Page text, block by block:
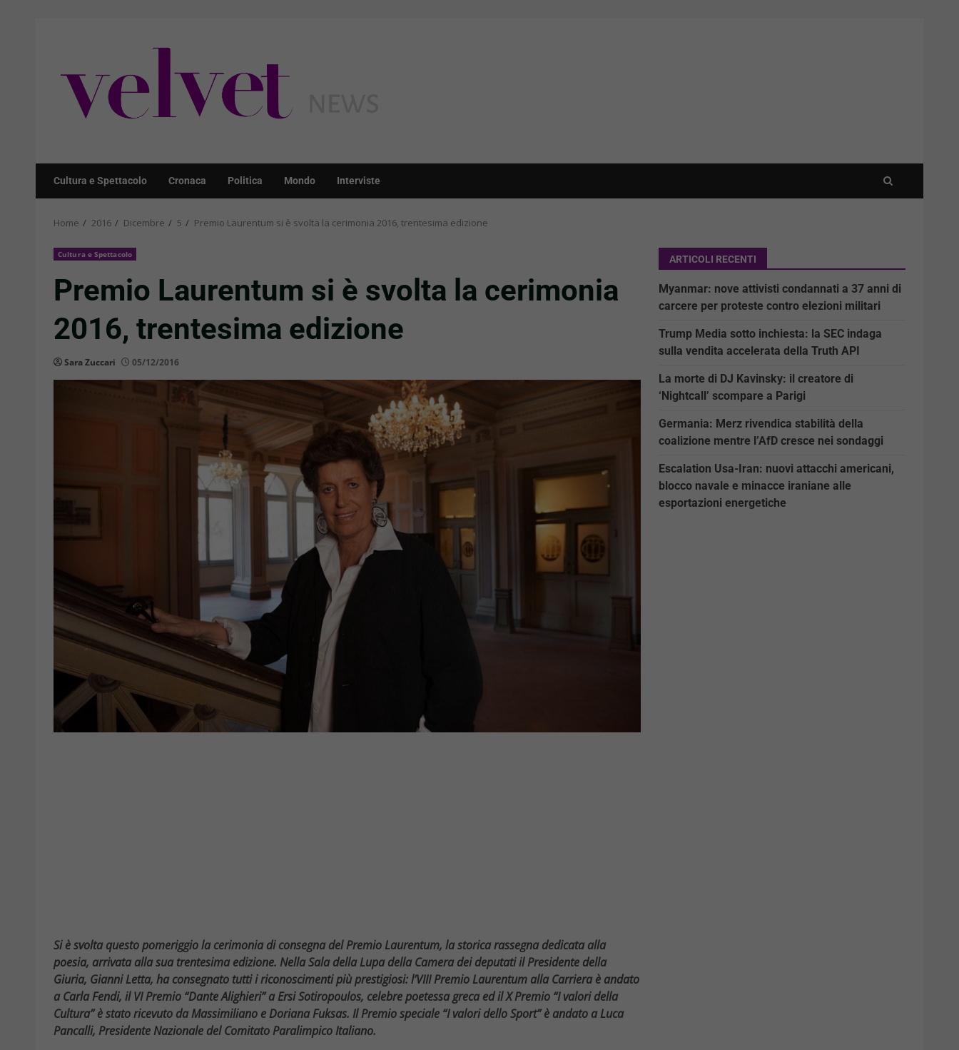
Cultura e Spettacolo Cronaca Politica Mondo Interviste
Home 2016 Dicembre 5 Premio Laurentum si è svolta la cerimonia 2016, trentesima edizione
Cultura e Spettacolo
Premio Laurentum si è svolta la cerimonia
2016, trentesima edizione
Sara Zuccari 05/12/2016
Si è svolta questo pomeriggio la cerimonia di consegna del Premio Laurentum, la storica rassegna dedicata alla
poesia, arrivata alla sua trentesima edizione. Nella Sala della Lupa della Camera dei deputati il Presidente della
Giuria, Gianni Letta, ha consegnato tutti i riconoscimenti più prestigiosi: l’VIII Premio Laurentum alla Carriera è andato
a Carla Fendi, il VI Premio “Dante Alighieri” a Ersi Sotiropoulos, celebre poetessa greca ed il X Premio “I valori della
Cultura” è stato ricevuto da Massimiliano e Doriana Fuksas. Il Premio speciale “I valori dello Sport” è andato a Luca
Pancalli, Presidente Nazionale del Comitato Paralimpico Italiano.
ARTICOLI RECENTI
Myanmar: nove attivisti condannati a 37 anni di
carcere per proteste contro elezioni militari
Trump Media sotto inchiesta: la SEC indaga
sulla vendita accelerata della Truth API
La morte di DJ Kavinsky: il creatore di
‘Nightcall’ scompare a Parigi
Germania: Merz rivendica stabilità della
coalizione mentre l’AfD cresce nei sondaggi
Escalation Usa-Iran: nuovi attacchi americani,
blocco navale e minacce iraniane alle
esportazioni energetiche